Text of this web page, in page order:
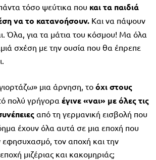
τόσο ψεύτικα που και τα παιδιά
να το κατανοήσουν. Και να πάψουν
Όλα, για τα μάτια του κόσμου! Μα όλα
σχέση με την ουσία που θα έπρεπε
μια άρνηση, το όχι στους
πολύ γρήγορα έγινε «ναι» με όλες τις
από τη γερμανική εισβολή που
έχουν όλα αυτά σε μια εποχή που
τον αποχή και την
μιζέριας και κακομηριάς;